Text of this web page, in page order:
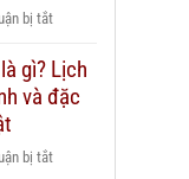
duty
hay
mua
bị tắtở
2
chai
Wood
gì? Lịch
và đặc
bị tắtở